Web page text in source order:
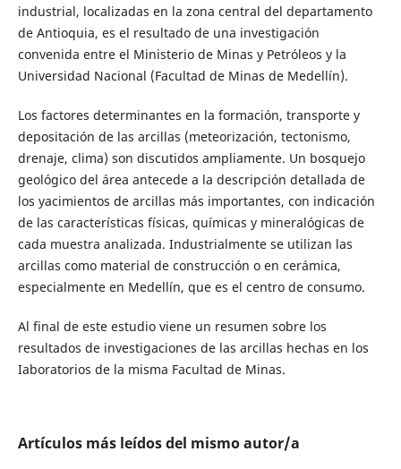
industrial, localizadas en la zona central del departamento
de Antioquia, es el resultado de una investigación
convenida entre el Ministerio de Minas y Petróleos y la
Universidad Nacional (Facultad de Minas de Medellín).
Los factores determinantes en la formación, transporte y
depositación de las arcillas (meteorización, tectonismo,
drenaje, clima) son discutidos ampliamente. Un bosquejo
geológico del área antecede a la descripción detallada de
los yacimientos de arcillas más importantes, con indicación
de las características físicas, químicas y mineralógicas de
cada muestra analizada. Industrialmente se utilizan las
arcillas como material de construcción o en cerámica,
especialmente en Medellín, que es el centro de consumo.
Al final de este estudio viene un resumen sobre los
resultados de investigaciones de las arcillas hechas en los
Iaboratorios de la misma Facultad de Minas.
Artículos más leídos del mismo autor/a